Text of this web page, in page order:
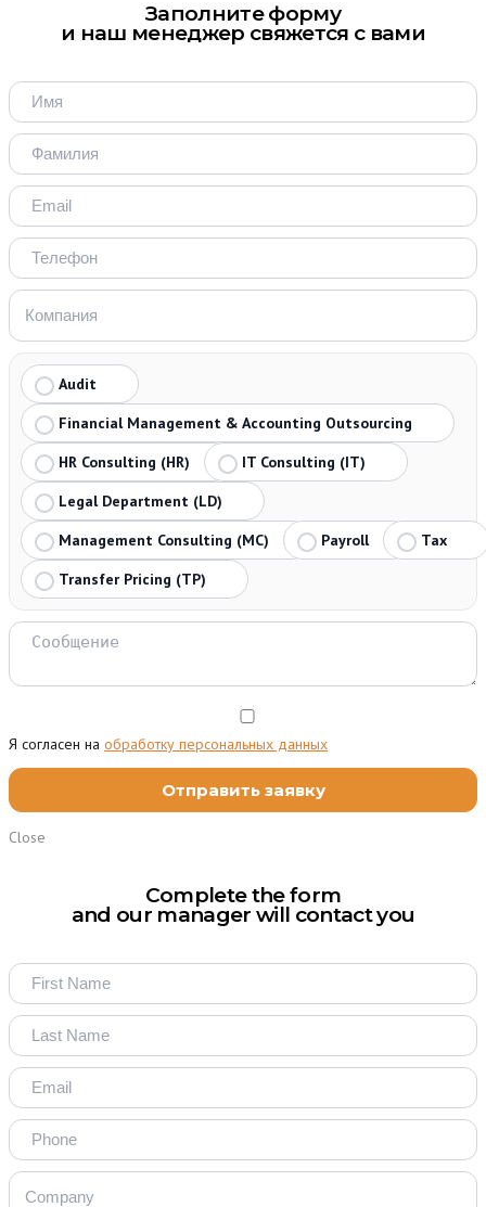
Заполните форму
и наш менеджер свяжется с вами
Audit
Financial Management & Accounting Outsourcing
HR Consulting (HR)
IT Consulting (IT)
Legal Department (LD)
Management Consulting (MC)
Payroll
Tax
Transfer Pricing (TP)
Я согласен на обработку персональных данных
Close
Complete the form
and our manager will contact you